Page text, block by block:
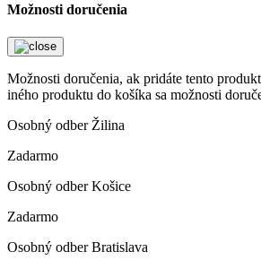
Možnosti doručenia
Možnosti doručenia, ak pridáte tento
iného produktu do košíka sa možnosti
Osobný odber Žilina
Zadarmo
Osobný odber Košice
Zadarmo
Osobný odber Bratislava